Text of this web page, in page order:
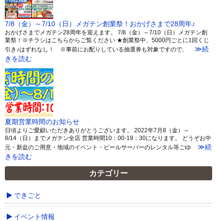
7/8（金）～7/10（日）メガテン創業祭！おかげさまで28周年♪
おかげさまでメガテン28周年を迎えます。 7/8（金）～7/10（日）メガテン創
業祭！※チラシはこちらからご覧ください ★創業祭中、5000円ごとに1回くじ
引き♪はずれなし！ ※事前にお配りしている抽選券も対象ですので、
≫続
きを読む
夏期営業時間のお知らせ
日頃よりご愛顧いただきありがとうございます。 2022年7月8（金）～
8/14（日）までメガテン全店 営業時間10：00-19：30になります。 どうぞお中
元・新盆のご用意・地域のイベント・ビールサーバーのレンタル等ごゆ
≫続
きを読む
カテゴリー
できごと
イベント情報